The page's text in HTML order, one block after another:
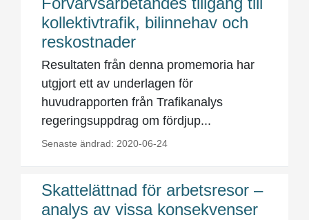
kollektivtrafik, bilinnehav och
reskostnader
Resultaten från denna promemoria har
utgjort ett av underlagen för
huvudrapporten från Trafikanalys
regeringsuppdrag om fördjup...
Senaste ändrad: 2020-06-24
Skattelättnad för arbetsresor –
analys av vissa konsekvenser